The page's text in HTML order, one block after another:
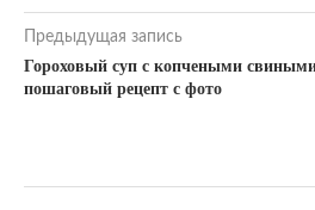
Предыдущая запись
Гороховый суп с копчеными
пошаговый рецепт с фото